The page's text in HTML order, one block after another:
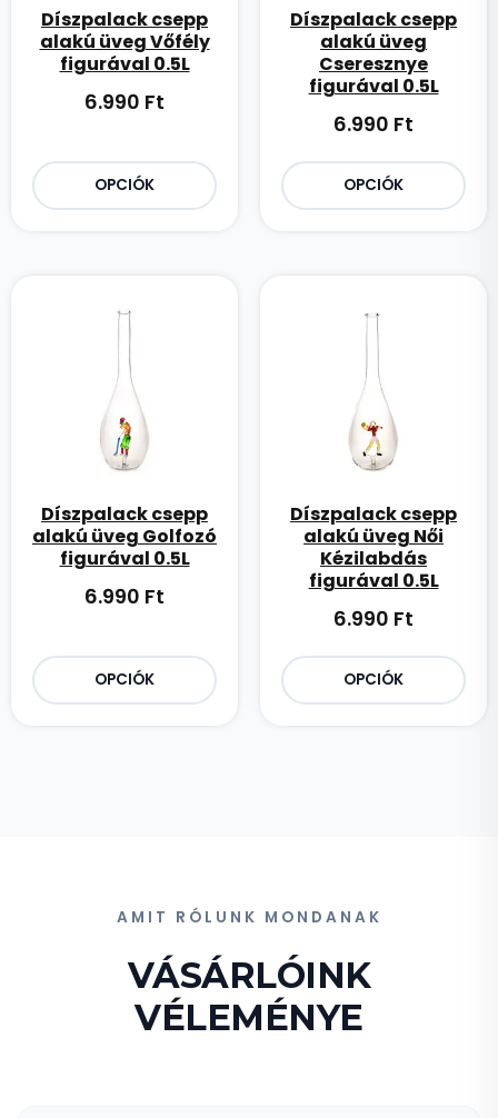
Díszpalack csepp
alakú üveg Vőfély
figurával 0.5L
6.990 Ft
OPCIÓK
Díszpalack csepp
alakú üveg
Cseresznye
figurával 0.5L
6.990 Ft
OPCIÓK
Díszpalack csepp
alakú üveg Golfozó
figurával 0.5L
6.990 Ft
OPCIÓK
Díszpalack csepp
alakú üveg Női
Kézilabdás
figurával 0.5L
6.990 Ft
OPCIÓK
AMIT RÓLUNK MONDANAK
VÁSÁRLÓINK
VÉLEMÉNYE